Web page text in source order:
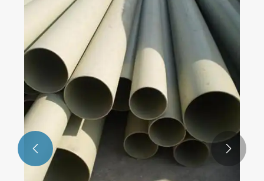
Ang Paggamit ng Twin Screw Extruder ay
Kailangang Bigyang-pansin ang mga
Usapin
Tingnan ang Higit
Pa >>
 